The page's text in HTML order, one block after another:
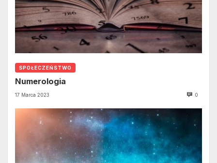
SPOŁECZEŃSTWO
Numerologia
17 Marca 2023 0